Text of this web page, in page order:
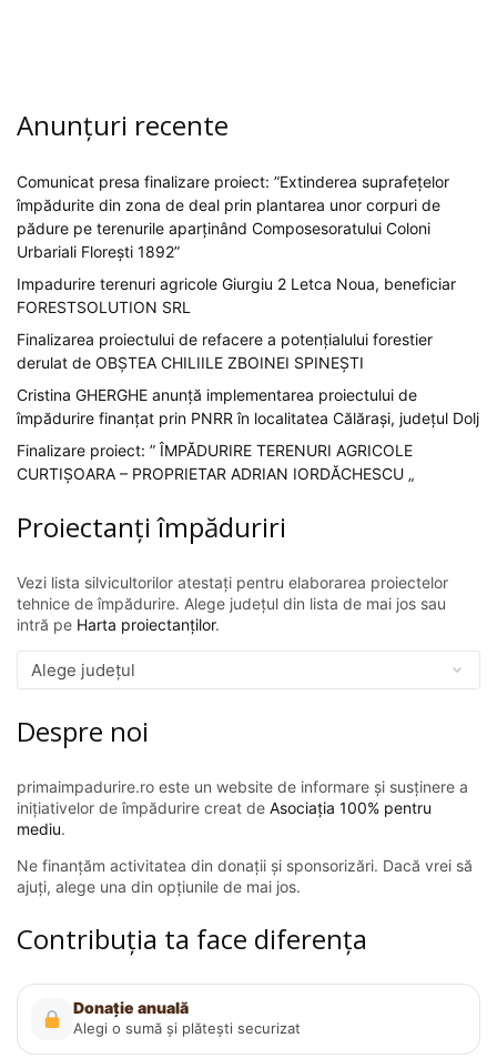
Anunțuri recente
Comunicat presa finalizare proiect: ”Extinderea suprafețelor
împădurite din zona de deal prin plantarea unor corpuri de
pădure pe terenurile aparținând Composesoratului Coloni
Urbariali Florești 1892”
Impadurire terenuri agricole Giurgiu 2 Letca Noua, beneficiar
FORESTSOLUTION SRL
Finalizarea proiectului de refacere a potențialului forestier
derulat de OBȘTEA CHILIILE ZBOINEI SPINEȘTI
Cristina GHERGHE anunță implementarea proiectului de
împădurire finanțat prin PNRR în localitatea Călărași, județul Dolj
Finalizare proiect: ” ÎMPĂDURIRE TERENURI AGRICOLE
CURTIȘOARA – PROPRIETAR ADRIAN IORDĂCHESCU „
Proiectanți împăduriri
Vezi lista silvicultorilor atestați pentru elaborarea proiectelor
tehnice de împădurire. Alege județul din lista de mai jos sau
intră pe Harta proiectanților.
Despre noi
primaimpadurire.ro este un website de informare și susținere a
inițiativelor de împădurire creat de Asociația 100% pentru
mediu.
Ne finanțăm activitatea din donații și sponsorizări. Dacă vrei să
ajuți, alege una din opțiunile de mai jos.
Contribuția ta face diferența
Donație anuală
Alegi o sumă și plătești securizat